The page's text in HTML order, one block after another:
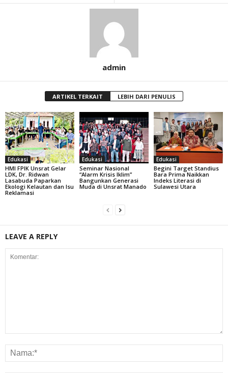
admin
ARTIKEL TERKAIT LEBIH DARI PENULIS
Edukasi
HMI FPIK Unsrat Gelar
LDK, Dr. Ridwan
Lasabuda Paparkan
Ekologi Kelautan dan Isu
Reklamasi
Edukasi
Seminar Nasional
“Alarm Krisis Iklim”
Bangunkan Generasi
Muda di Unsrat Manado
Edukasi
Begini Target Standius
Bara Prima Naikkan
Indeks Literasi di
Sulawesi Utara
LEAVE A REPLY